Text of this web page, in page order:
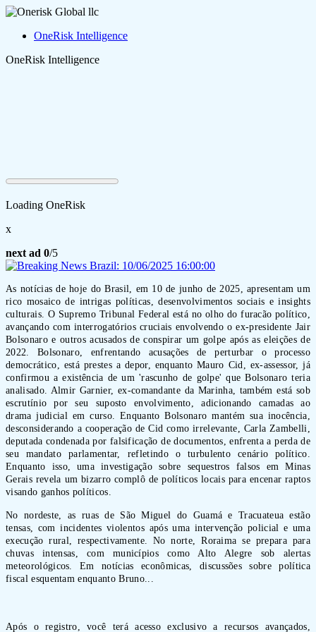
OneRisk Intelligence
OneRisk Intelligence
Loading OneRisk
x
next ad 0/5
As notícias de hoje do Brasil, em 10 de junho de 2025, apresentam um
rico mosaico de intrigas políticas, desenvolvimentos sociais e insights
culturais. O Supremo Tribunal Federal está no olho do furacão político,
avançando com interrogatórios cruciais envolvendo o ex-presidente Jair
Bolsonaro e outros acusados de conspirar um golpe após as eleições de
2022. Bolsonaro, enfrentando acusações de perturbar o processo
democrático, está prestes a depor, enquanto Mauro Cid, ex-assessor, já
confirmou a existência de um 'rascunho de golpe' que Bolsonaro teria
analisado. Almir Garnier, ex-comandante da Marinha, também está sob
escrutínio por seu suposto envolvimento, adicionando camadas ao
drama judicial em curso. Enquanto Bolsonaro mantém sua inocência,
desconsiderando a cooperação de Cid como irrelevante, Carla Zambelli,
deputada condenada por falsificação de documentos, enfrenta a perda de
seu mandato parlamentar, refletindo o turbulento cenário político.
Enquanto isso, uma investigação sobre sequestros falsos em Minas
Gerais revela um bizarro complô de políticos locais para encenar raptos
visando ganhos políticos.
No nordeste, as ruas de São Miguel do Guamá e Tracuateua estão
tensas, com incidentes violentos após uma intervenção policial e uma
execução rural, respectivamente. No norte, Roraima se prepara para
chuvas intensas, com municípios como Alto Alegre sob alertas
meteorológicos. Em notícias econômicas, discussões sobre política
fiscal esquentam enquanto Bruno...
Após o registro, você terá acesso exclusivo a recursos avançados,